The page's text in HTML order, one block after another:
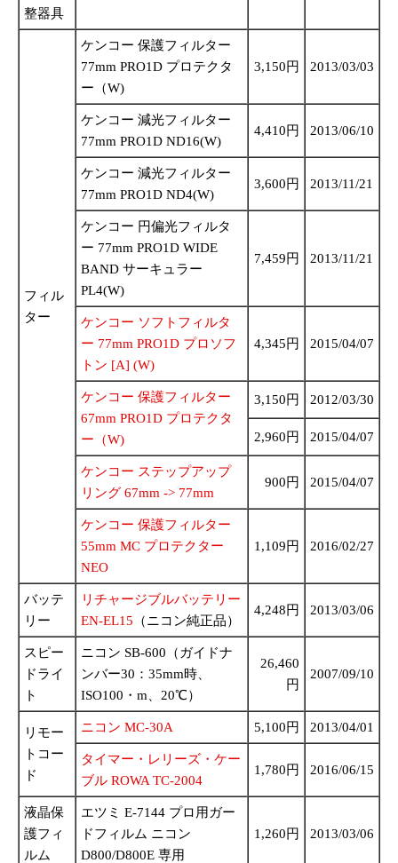
整器具
フィル
ター
ケンコー 保護フィルター
77mm PRO1D プロテクタ
ー（W)
3,150円 2013/03/03
ケンコー 減光フィルター
77mm PRO1D ND16(W)
4,410円 2013/06/10
ケンコー 減光フィルター
77mm PRO1D ND4(W)
3,600円 2013/11/21
ケンコー 円偏光フィルタ
ー 77mm PRO1D WIDE
BAND サーキュラー
PL4(W)
7,459円 2013/11/21
ケンコー ソフトフィルタ
ー 77mm PRO1D プロソフ
トン [A] (W)
4,345円 2015/04/07
ケンコー 保護フィルター
67mm PRO1D プロテクタ
ー（W)
3,150円 2012/03/30
2,960円 2015/04/07
ケンコー ステップアップ
リング 67mm -> 77mm
900円 2015/04/07
ケンコー 保護フィルター
55mm MC プロテクター
NEO
1,109円 2016/02/27
バッテ
リー
リチャージブルバッテリー
EN-EL15 （ニコン純正品）
4,248円 2013/03/06
スピー
ドライ
ト
ニコン SB-600（ガイドナ
ンバー30：35mm時、
ISO100・m、20℃）
26,460
円
2007/09/10
リモー
トコー
ド
ニコン MC-30A 5,100円 2013/04/01
タイマー・レリーズ・ケー
ブル ROWA TC-2004
1,780円 2016/06/15
液晶保
護フィ
ルム
エツミ E-7144 プロ用ガー
ドフィルム ニコン
D800/D800E 専用
1,260円 2013/03/06